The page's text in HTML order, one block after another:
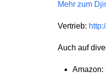
Mehr zum
Vertrieb:
Auch auf
Amazon: